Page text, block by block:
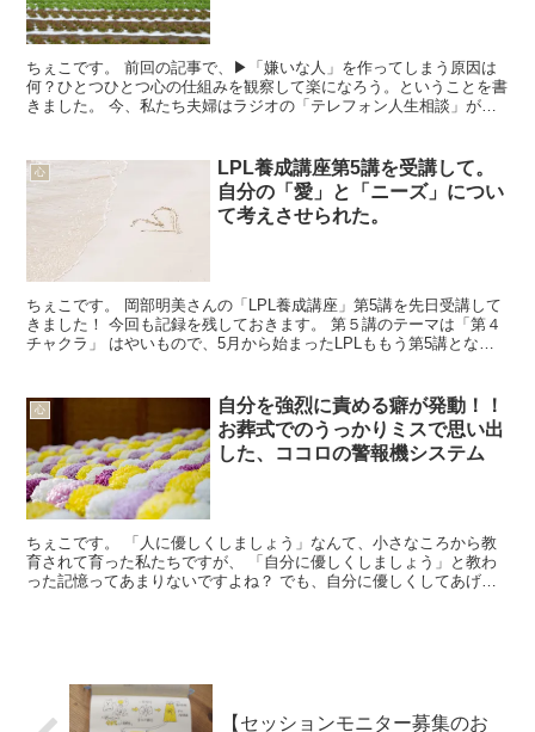
ちぇこです。 前回の記事で、▶「嫌いな人」を作ってしまう原因は
何？ひとつひとつ心の仕組みを観察して楽になろう。ということを書
きました。 今、私たち夫婦はラジオの「テレフォン人生相談」が好
心
LPL養成講座第5講を受講して。
自分の「愛」と「ニーズ」につい
て考えさせられた。
ちぇこです。 岡部明美さんの「LPL養成講座」第5講を先日受講して
きました！ 今回も記録を残しておきます。 第５講のテーマは「第４
チャクラ」 はやいもので、5月から始まったLPLももう第5講となり
心
自分を強烈に責める癖が発動！！
お葬式でのうっかりミスで思い出
した、ココロの警報機システム
ちぇこです。 「人に優しくしましょう」なんて、小さなころから教
育されて育った私たちですが、 「自分に優しくしましょう」と教わ
った記憶ってあまりないですよね？ でも、自分に優しくしてあげる
【セッションモニター募集のお